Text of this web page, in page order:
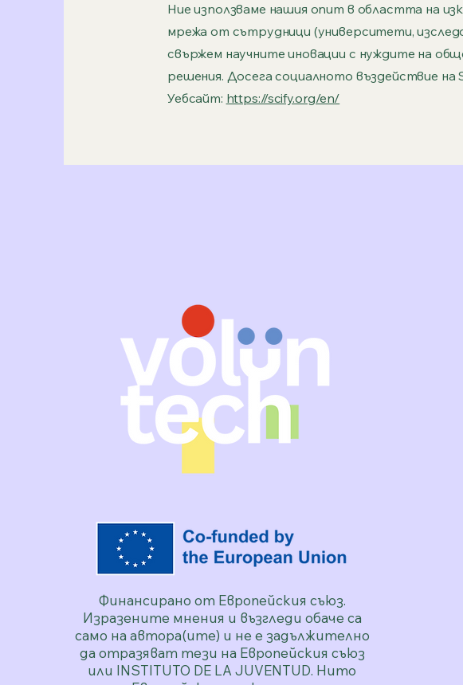
Ние използваме нашия опит в областта на
мрежа от сътрудници (университети,
свържем научните иновации с нуждите на
решения. Досега социалното въздействие на
Уебсайт: https://scify.org/en/
Финансирано от Европейския съюз.
Изразените мнения и възгледи обаче са
само на автора(ите) и не е задължително
да отразяват тези на Европейския съюз
или INSTITUTO DE LA JUVENTUD. Нито